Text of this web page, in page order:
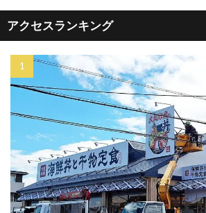
アクセスランキング